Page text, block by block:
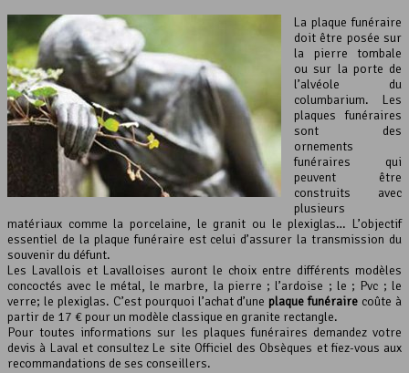
La plaque funéraire
doit être posée sur
la pierre tombale
ou sur la porte de
l’alvéole du
columbarium. Les
plaques funéraires
sont des
ornements
funéraires qui
peuvent être
construits avec
plusieurs
matériaux comme la porcelaine, le granit ou le plexiglas… L’objectif
essentiel de la plaque funéraire est celui d’assurer la transmission du
souvenir du défunt.
Les Lavallois et Lavalloises auront le choix entre différents modèles
concoctés avec le métal, le marbre, la pierre ; l’ardoise ; le ; Pvc ; le
verre; le plexiglas. C’est pourquoi l’achat d’une plaque funéraire coûte à
partir de 17 € pour un modèle classique en granite rectangle.
Pour toutes informations sur les plaques funéraires demandez votre
devis à Laval et consultez Le site Officiel des Obsèques et fiez-vous aux
recommandations de ses conseillers.